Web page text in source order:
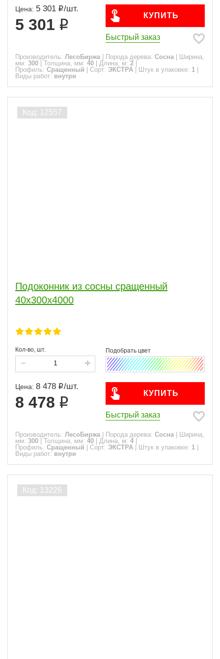
Цена: 5 301 /шт.
5 301
КУПИТЬ
Быстрый заказ
Производитель: ЛесоБиржа Порода дерева: Сосна
Ширина,
мм: 300 Толщина, мм: 40 Длина, м: 2
Профиль: Сращенный Сорт: ЭКСТРА Штук в упаковке: 1
Виды работ: внутри
Подоконник из сосны сращенный
40х300х4000
Кол-во, шт.
Цена: 8 478 /шт.
8 478
КУПИТЬ
Быстрый заказ
Производитель: ЛесоБиржа Порода дерева: Сосна
Ширина,
мм: 300 Толщина, мм: 40 Длина, м: 4
Профиль: Сращенный Сорт: ЭКСТРА Штук в упаковке: 1
Виды работ: внутри